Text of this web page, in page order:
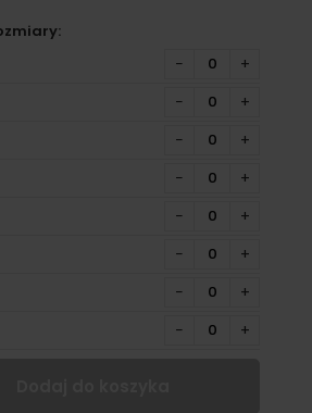
− +
− +
− +
− +
− +
− +
− +
− +